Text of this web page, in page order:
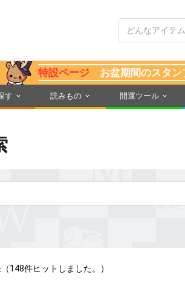
特設ページ お盆期間のスタン
す 読みもの 開運ツール
（148件ヒットしました。）